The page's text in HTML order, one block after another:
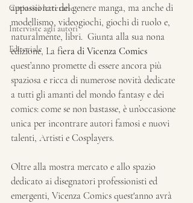
Curiosità letterarie
Interviste agli autori
Editoriale
appassionati del genere manga, ma anche di
modellismo, videogiochi, giochi di ruolo e,
naturalmente, libri.  Giunta alla sua nona
edizione, La fiera di Vicenza Comics
quest’anno promette di essere ancora più
spaziosa e ricca di numerose novità dedicate
a tutti gli amanti del mondo fantasy e dei
comics: come se non bastasse, è un’occasione
unica per incontrare autori famosi e nuovi
talenti, ​Artisti e Cosplayers.
Oltre alla mostra mercato e allo spazio
dedicato ai disegnatori professionisti ed
emergenti, Vicenza Comics quest'anno avrà